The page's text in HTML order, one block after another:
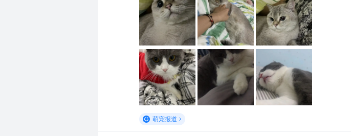
萌宠报道